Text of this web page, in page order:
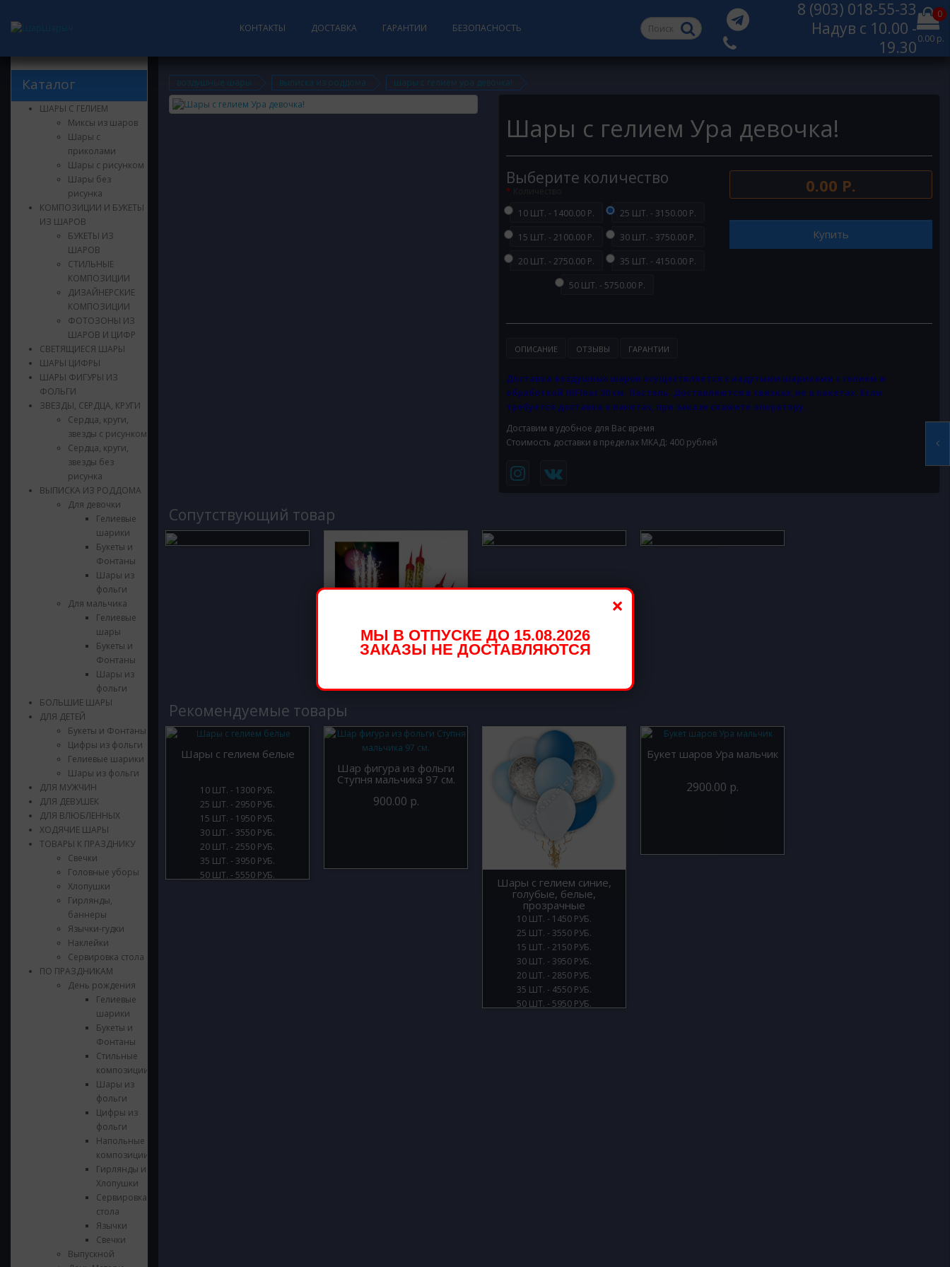
КОНТАКТЫ ДОСТАВКА ГАРАНТИИ БЕЗОПАСНОСТЬ
8 (903) 018-55-33
Надув с 10.00 -
19.30
0
0.00 р.
Каталог
ШАРЫ С ГЕЛИЕМ
Миксы из шаров
Шары с
приколами
Шары с рисунком
Шары без
рисунка
КОМПОЗИЦИИ И БУКЕТЫ
ИЗ ШАРОВ
БУКЕТЫ ИЗ
ШАРОВ
СТИЛЬНЫЕ
КОМПОЗИЦИИ
ДИЗАЙНЕРСКИЕ
КОМПОЗИЦИИ
ФОТОЗОНЫ ИЗ
ШАРОВ И ЦИФР
СВЕТЯЩИЕСЯ ШАРЫ
ШАРЫ ЦИФРЫ
ШАРЫ ФИГУРЫ ИЗ
ФОЛЬГИ
ЗВЕЗДЫ, СЕРДЦА, КРУГИ
Сердца, круги,
звезды с рисунком
Сердца, круги,
звезды без
рисунка
ВЫПИСКА ИЗ РОДДОМА
Для девочки
Гелиевые
шарики
Букеты и
Фонтаны
Шары из
фольги
Для мальчика
Гелиевые
шары
Букеты и
Фонтаны
Шары из
фольги
БОЛЬШИЕ ШАРЫ
ДЛЯ ДЕТЕЙ
Букеты и Фонтаны
Цифры из фольги
Гелиевые шарики
Шары из фольги
ДЛЯ МУЖЧИН
ДЛЯ ДЕВУШЕК
ДЛЯ ВЛЮБЛЕННЫХ
ХОДЯЧИЕ ШАРЫ
ТОВАРЫ К ПРАЗДНИКУ
Свечки
Головные уборы
Хлопушки
Гирлянды,
баннеры
Язычки-гудки
Наклейки
Сервировка стола
ПО ПРАЗДНИКАМ
День рождения
Гелиевые
шарики
Букеты и
Фонтаны
Стильные
композиции
Шары из
фольги
Цифры из
фольги
Напольные
композиции
Гирлянды и
Хлопушки
Сервировка
стола
Язычки
Свечки
Выпускной
воздушные шары выписка из роддома шары с гелием ура девочка!
Шары с гелием Ура девочка!
Выберите количество
10 ШТ. - 1400.00 Р.
15 ШТ. - 2100.00 Р.
20 ШТ. - 2750.00 Р.
25 ШТ. - 3150.00 Р.
30 ШТ. - 3750.00 Р.
35 ШТ. - 4150.00 Р.
50 ШТ. - 5750.00 Р.
0.00 Р.
Купить
ОПИСАНИЕ ОТЗЫВЫ ГАРАНТИИ
Доставка воздушных шаров осуществляется с надутыми шариками с гелием и
обработкой HiFloat 30 см. Пастель. Доставляются в связках, не в пакетах. Если
требуется доставка в пакетах, при заказе скажите оператору.
Доставим в удобное для Вас время
Стоимость доставки в пределах МКАД: 400 рублей
Cопутствующий товар
Рекомендуемые товары
Шары с гелием белые
10 ШТ. - 1300 РУБ.
15 ШТ. - 1950 РУБ.
20 ШТ. - 2550 РУБ.
25 ШТ. - 2950 РУБ.
30 ШТ. - 3550 РУБ.
35 ШТ. - 3950 РУБ.
50 ШТ. - 5550 РУБ.
Шар фигура из фольги
Ступня мальчика 97 см.
900.00 р.
Шары с гелием синие,
голубые, белые,
прозрачные
10 ШТ. - 1450 РУБ.
15 ШТ. - 2150 РУБ.
20 ШТ. - 2850 РУБ.
25 ШТ. - 3550 РУБ.
30 ШТ. - 3950 РУБ.
35 ШТ. - 4550 РУБ.
50 ШТ. - 5950 РУБ.
Букет шаров Ура мальчик
2900.00 р.
×
МЫ В ОТПУСКЕ ДО 15.08.2026
ЗАКАЗЫ НЕ ДОСТАВЛЯЮТСЯ